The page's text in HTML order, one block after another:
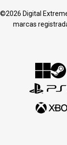
©2026 Digital
marcas